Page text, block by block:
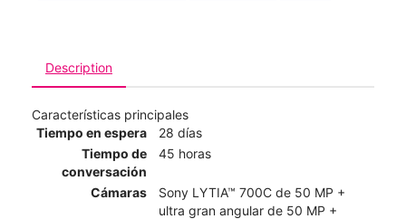
Description
Características principales
Tiempo en espera
28 días
Tiempo de
conversación
45 horas
Cámaras
Sony LYTIA™ 700C de 50 MP +
ultra gran angular de 50 MP +